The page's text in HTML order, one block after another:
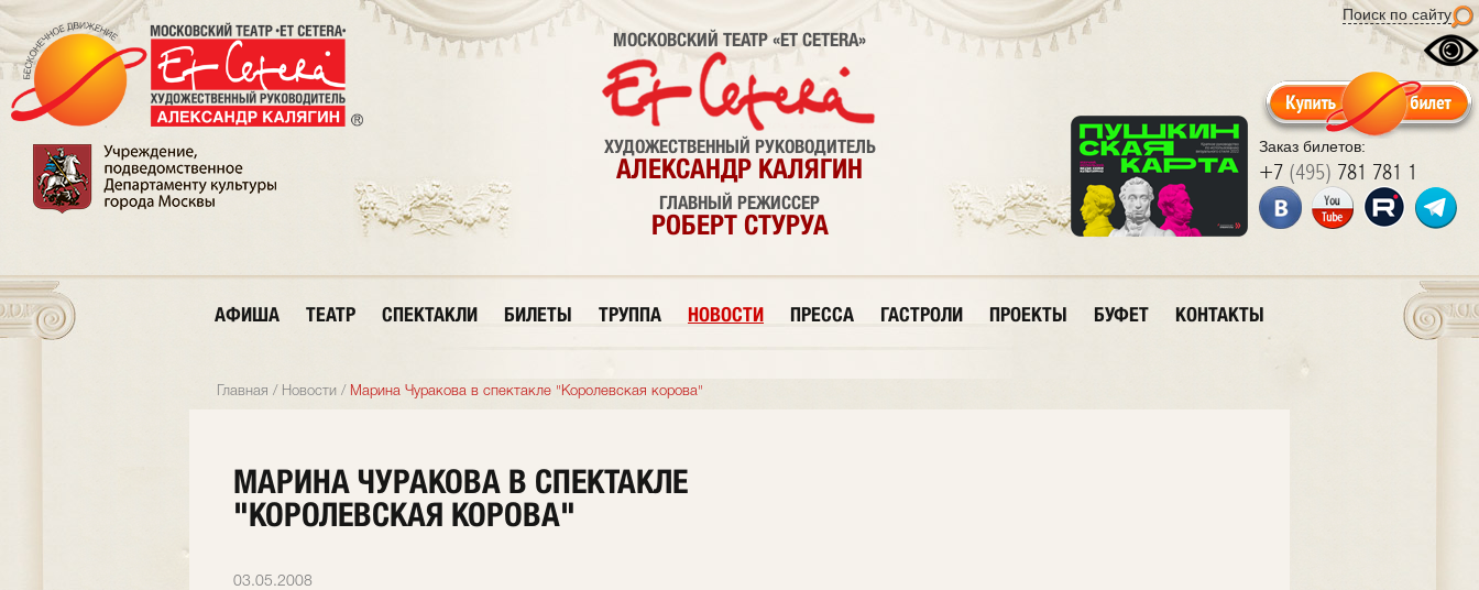
Поиск по сайту
Заказ билетов:
+7 (495) 781 781 1
МОСКОВСКИЙ ТЕАТР «ET CETERA»
ХУДОЖЕСТВЕННЫЙ РУКОВОДИТЕЛЬ
АЛЕКСАНДР КАЛЯГИН
ГЛАВНЫЙ РЕЖИССЕР
РОБЕРТ СТУРУА
АФИША ТЕАТР СПЕКТАКЛИ БИЛЕТЫ ТРУППА НОВОСТИ ПРЕССА ГАСТРОЛИ ПРОЕКТЫ БУФЕТ КОНТАКТЫ
Главная / Новости / Марина Чуракова в спектакле "Королевская корова"
МАРИНА ЧУРАКОВА В СПЕКТАКЛЕ
"КОРОЛЕВСКАЯ КОРОВА"
03.05.2008